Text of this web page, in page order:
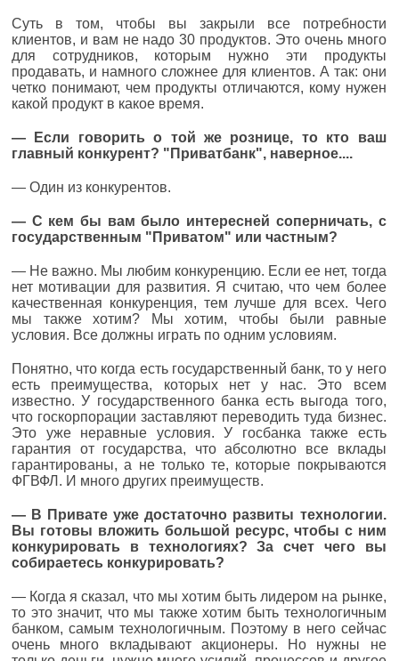
Суть в том, чтобы вы закрыли все потребности
клиентов, и вам не надо 30 продуктов. Это очень много
для сотрудников, которым нужно эти продукты
продавать, и намного сложнее для клиентов. А так: они
четко понимают, чем продукты отличаются, кому нужен
какой продукт в какое время.
— Если говорить о той же рознице, то кто ваш
главный конкурент? "Приватбанк", наверное....
— Один из конкурентов.
— С кем бы вам было интересней соперничать, с
государственным "Приватом" или частным?
— Не важно. Мы любим конкуренцию. Если ее нет, тогда
нет мотивации для развития. Я считаю, что чем более
качественная конкуренция, тем лучше для всех. Чего
мы также хотим? Мы хотим, чтобы были равные
условия. Все должны играть по одним условиям.
Понятно, что когда есть государственный банк, то у него
есть преимущества, которых нет у нас. Это всем
известно. У государственного банка есть выгода того,
что госкорпорации заставляют переводить туда бизнес.
Это уже неравные условия. У госбанка также есть
гарантия от государства, что абсолютно все вклады
гарантированы, а не только те, которые покрываются
ФГВФЛ. И много других преимуществ.
— В Привате уже достаточно развиты технологии.
Вы готовы вложить большой ресурс, чтобы с ним
конкурировать в технологиях? За счет чего вы
собираетесь конкурировать?
— Когда я сказал, что мы хотим быть лидером на рынке,
то это значит, что мы также хотим быть технологичным
банком, самым технологичным. Поэтому в него сейчас
очень много вкладывают акционеры. Но нужны не